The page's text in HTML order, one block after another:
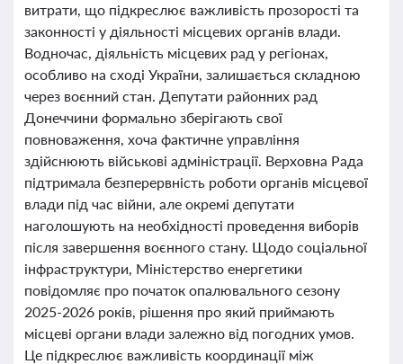
витрати, що підкреслює важливість прозорості та
законності у діяльності місцевих органів влади.
Водночас, діяльність місцевих рад у регіонах,
особливо на сході України, залишається складною
через воєнний стан. Депутати районних рад
Донеччини формально зберігають свої
повноваження, хоча фактичне управління
здійснюють військові адміністрації. Верховна Рада
підтримала безперервність роботи органів місцевої
влади під час війни, але окремі депутати
наголошують на необхідності проведення виборів
після завершення воєнного стану. Щодо соціальної
інфраструктури, Міністерство енергетики
повідомляє про початок опалювального сезону
2025-2026 років, рішення про який приймають
місцеві органи влади залежно від погодних умов.
Це підкреслює важливість координації між